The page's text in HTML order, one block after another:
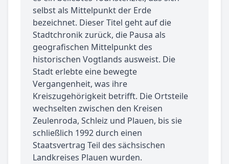
selbst als Mittelpunkt der Erde
bezeichnet. Dieser Titel geht auf die
Stadtchronik zurück, die Pausa als
geografischen Mittelpunkt des
historischen Vogtlands ausweist. Die
Stadt erlebte eine bewegte
Vergangenheit, was ihre
Kreiszugehörigkeit betrifft. Die Ortsteile
wechselten zwischen den Kreisen
Zeulenroda, Schleiz und Plauen, bis sie
schließlich 1992 durch einen
Staatsvertrag Teil des sächsischen
Landkreises Plauen wurden.